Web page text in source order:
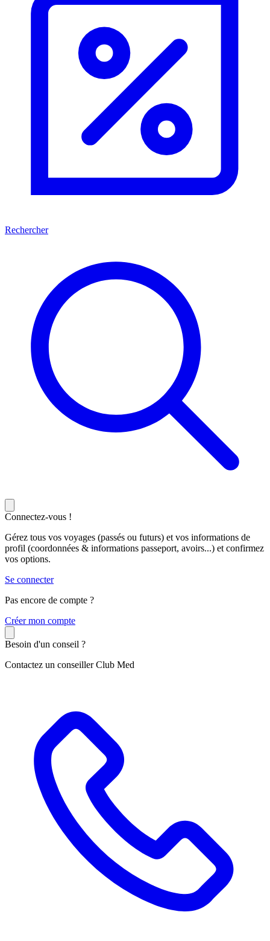
Rechercher
Connectez-vous !
Gérez tous vos voyages (passés ou futurs) et vos informations de
profil (coordonnées & informations passeport, avoirs...) et confirmez
vos options.
Se connecter
Pas encore de compte ?
Créer mon compte
Besoin d'un conseil ?
Contactez un conseiller Club Med